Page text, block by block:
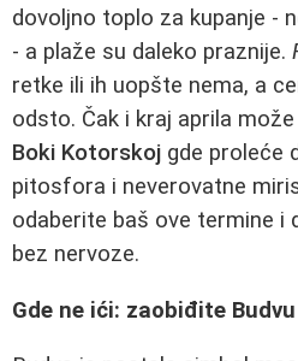
dovoljno toplo za kupanje -
- a plaže su daleko praznije.
retke ili ih uopšte nema, a
odsto. Čak i kraj aprila
Boki Kotorskoj gde proleće
pitosfora i neverovatne
odaberite baš ove termine i
bez nervoze.
Gde ne ići: zaobiđite